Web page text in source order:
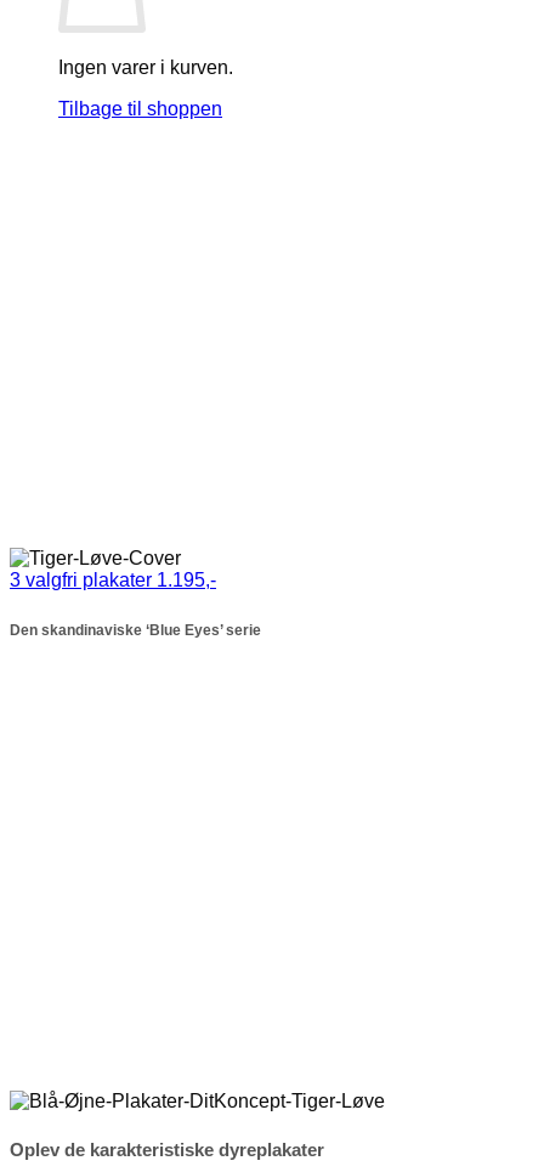
Ingen varer i kurven.
Tilbage til shoppen
3 valgfri plakater 1.195,-
Den skandinaviske ‘Blue Eyes’ serie
Oplev de karakteristiske dyreplakater